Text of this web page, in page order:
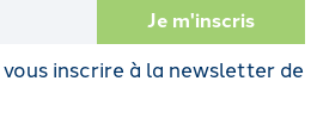
inscrire à la newsletter de